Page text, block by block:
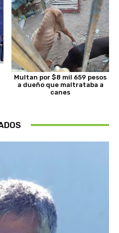
Multan por $8 mil 659 pesos
a dueño que maltrataba a
canes